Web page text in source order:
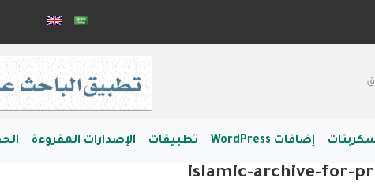
إضافات WordPress تطبيقات الإصدارات المقروءة
islamic-archive-for-